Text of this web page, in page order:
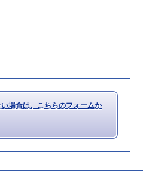
場合は、こちらのフォームか